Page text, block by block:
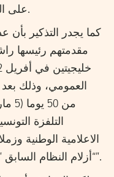
على القانون وممولة من مصادر مجهولة.
كما يجدر التذكير
مقدمتهم رئيسها
العمومي، وذلك
التلفزة
الاعلامية الوطنية
“أزلام النظام السابق ” ويمثلون ما أسموه ب”إعلام العار”.